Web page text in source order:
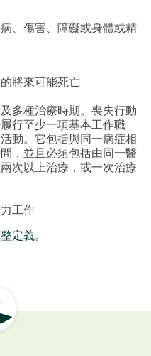
、傷害、障礙或身體或精
將來可能死亡
多種治療時期。喪失行動
行至少一項基本工作職
動。它包括與同一病症相
，並且必須包括由同一醫
次以上治療，或一次治療
工作
定義。